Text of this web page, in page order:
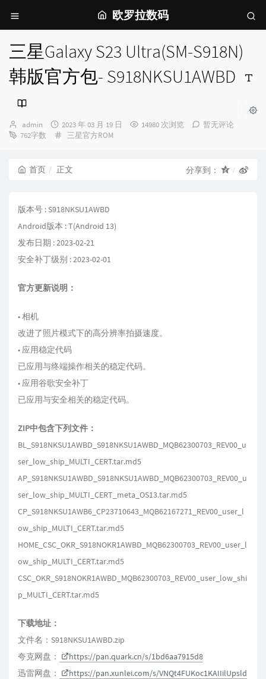
欧罗拉数码
三星Galaxy S23 Ultra(SM-S918N)
韩版官方包- S918NKSU1AWBD
博
主：
admin
发
布
2023 年 03 月 19 日 14980 次浏览
暂无评论
762字数
分
三星官方ROM
首页 正文 分享到：
版本号 : S918NKSU1AWBD
Android版本 : T(Android 13)
发布日期 : 2023-02-21
安全补丁级别 : 2023-02-01
官方更新说明：
• 相机
改进了照片模式下的高分辨率拍摄速度。
• 应用稳定代码
已应用与终端操作相关的稳定代码。
• 应用谷歌安全补丁
已应用与安全相关的稳定代码。
ZIP中包含下列文件：
BL_S918NKSU1AWBD_S918NKSU1AWBD_MQB62300703_REV00_u
ser_low_ship_MULTI_CERT.tar.md5
AP_S918NKSU1AWBD_S918NKSU1AWBD_MQB62300703_REV00_u
ser_low_ship_MULTI_CERT_meta_OS13.tar.md5
CP_S918NKSU1AWB6_CP23710643_MQB62167271_REV00_user_l
ow_ship_MULTI_CERT.tar.md5
HOME_CSC_OKR_S918NOKR1AWBD_MQB62300703_REV00_user_l
ow_ship_MULTI_CERT.tar.md5
CSC_OKR_S918NOKR1AWBD_MQB62300703_REV00_user_low_shi
p_MULTI_CERT.tar.md5
下载地址：
文件名：S918NKSU1AWBD.zip
夸克网盘：
https://pan.quark.cn/s/1bd6aa7915d8
迅雷网盘：
https://pan.xunlei.com/s/VNQt4FUKoc1KAIIilUpsld